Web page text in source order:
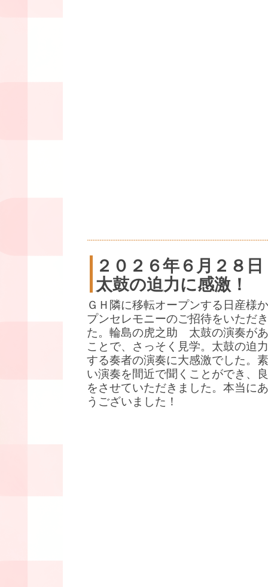
２０２６年６月２８日
太鼓の迫力に感激！
ＧＨ隣に移転オープンする日産様
プンセレモニーのご招待をいただ
た。輪島の虎之助 太鼓の演奏が
ことで、さっそく見学。太鼓の迫
する奏者の演奏に大感激でした。
い演奏を間近で聞くことができ、
をさせていただきました。本当に
うございました！